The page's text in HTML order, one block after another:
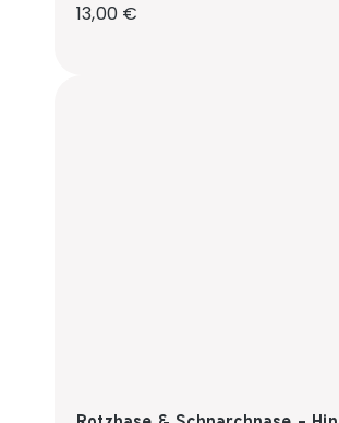
Regulärer Preis:
13,00 €